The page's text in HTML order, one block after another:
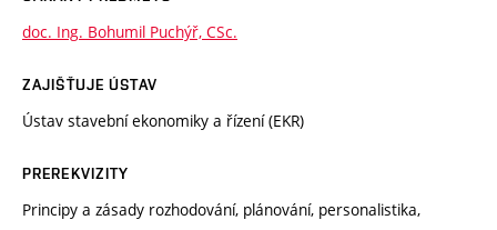
doc. Ing. Bohumil Puchýř, CSc.
ZAJIŠŤUJE ÚSTAV
Ústav stavební ekonomiky a řízení (EKR)
PREREKVIZITY
Principy a zásady rozhodování, plánování, personalistika,